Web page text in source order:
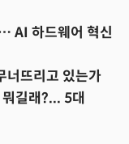
AI 하드웨어 혁신
너뜨리고 있는가
길래?... 5대